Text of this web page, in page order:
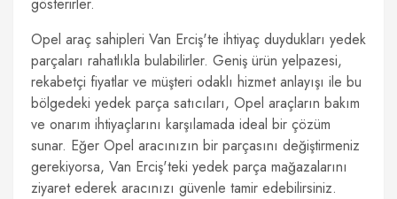
Opel araç sahipleri Van Erciş'te ihtiyaç duydukları yedek
parçaları rahatlıkla bulabilirler. Geniş ürün yelpazesi,
rekabetçi fiyatlar ve müşteri odaklı hizmet anlayışı ile bu
bölgedeki yedek parça satıcıları, Opel araçların bakım
ve onarım ihtiyaçlarını karşılamada ideal bir çözüm
sunar. Eğer Opel aracınızın bir parçasını değiştirmeniz
gerekiyorsa, Van Erciş'teki yedek parça mağazalarını
ziyaret ederek aracınızı güvenle tamir edebilirsiniz.